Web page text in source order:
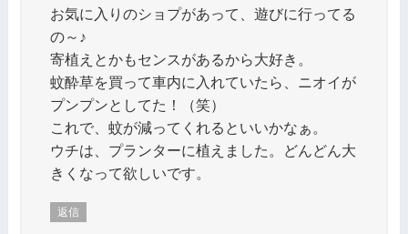
お気に入りのショプがあって、遊びに行ってる
の～♪
寄植えとかもセンスがあるから大好き。
蚊酔草を買って車内に入れていたら、ニオイが
プンプンとしてた！（笑）
これで、蚊が減ってくれるといいかなぁ。
ウチは、プランターに植えました。どんどん大
きくなって欲しいです。
返信